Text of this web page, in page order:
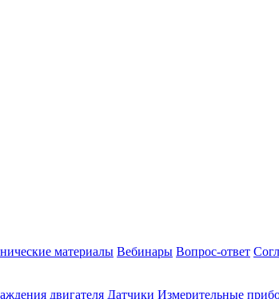
материалы Вебинары Вопрос-ответ
двигателя Датчики Измерительные